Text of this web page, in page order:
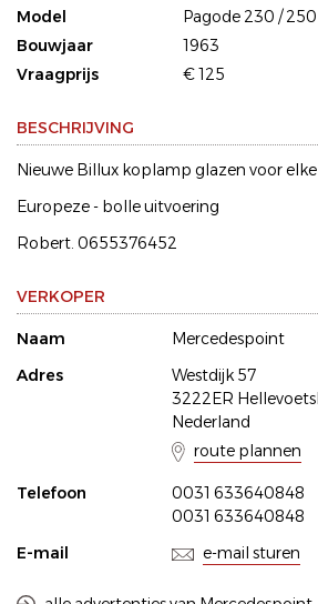
Model
Pagode 230 / 250
Bouwjaar
1963
Vraagprijs
€ 125
BESCHRIJVING
Nieuwe Billux koplamp glazen voor
Europeze - bolle uitvoering
Robert. 0655376452
VERKOPER
Naam
Mercedespoint
Adres
Westdijk 57
3222ER
Nederland
route plannen
Telefoon
0031 633640848
0031 633640848
E-mail
e-mail sturen